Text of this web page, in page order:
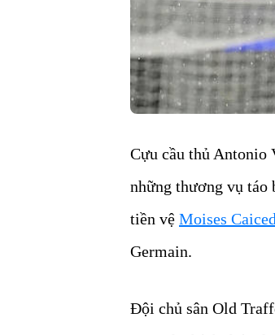
Cựu cầu thủ Antonio
những thương vụ táo
tiền vệ Moises
Germain.
Đội chủ sân Old